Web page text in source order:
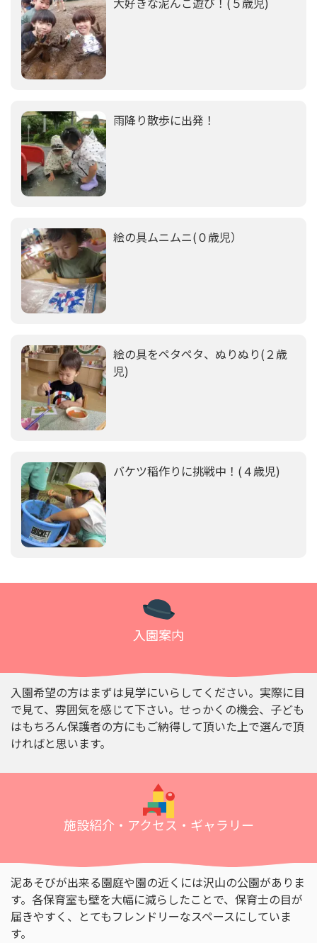
雨降り散歩に出発！
絵の具ムニムニ(０歳児）
絵の具をペタペタ、ぬりぬり(２歳
児)
バケツ稲作りに挑戦中！(４歳児)
入園案内
入園希望の方はまずは見学にいらしてください。実際に目
で見て、雰囲気を感じて下さい。せっかくの機会、子ども
はもちろん保護者の方にもご納得して頂いた上で選んで頂
ければと思います。
施設紹介・アクセス・ギャラリー
泥あそびが出来る園庭や園の近くには沢山の公園がありま
す。各保育室も壁を大幅に減らしたことで、保育士の目が
届きやすく、とてもフレンドリーなスペースにしていま
す。